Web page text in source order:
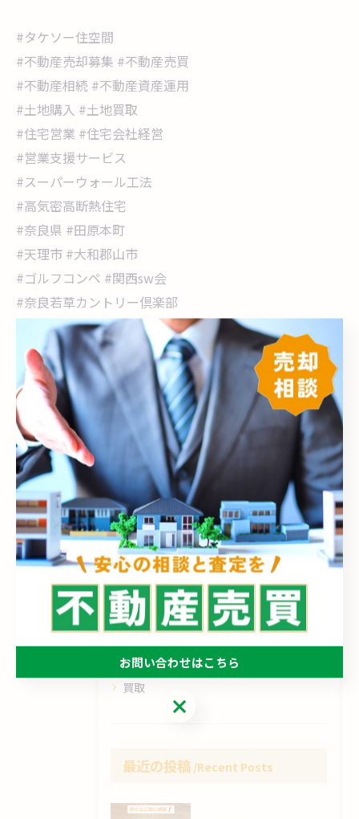
#タケソー住空間
#不動産売却募集 #不動産売買
#不動産相続 #不動産資産運用
#土地購入 #土地買取
#住宅営業 #住宅会社経営
#営業支援サービス
#スーパーウォール工法
#高気密高断熱住宅
#奈良県 #田原本町
#天理市 #大和郡山市
#ゴルフコンペ #関西sw会
#奈良若草カントリー倶楽部
< 前のページ 一覧に戻る 次のページ >
カテゴリー Categories
全てのカテゴリー
売却
売買
相続
空き家
買取
最近の投稿 Recent Posts
お問い合わせはこちら
お問い合わせはこちら